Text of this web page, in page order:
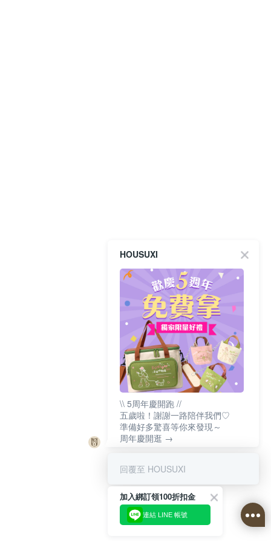
HOUSUXI
\\ 5周年慶開跑 //
五歲啦！謝謝一路陪伴我們♡
準備好多驚喜等你來發現～
周年慶開逛 →
回覆至 HOUSUXI
加入綁訂領100折扣金
連結 LINE 帳號